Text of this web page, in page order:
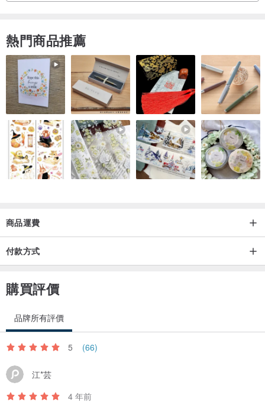
・我正在尋找均碼戒指
・我喜歡古董設計的戒指
・我喜歡圓頂形的凸圓形石
・我想要一個合理的價格，因為它不必像橢圓形那麼大。
・我在找疊環
戒指材質 Vermeil
戒指尺寸均碼
石材尺寸 6mm
熱門商品推薦
商品運費
付款方式
購買評價
品牌所有評價
5 (66)
江*芸
4 年前